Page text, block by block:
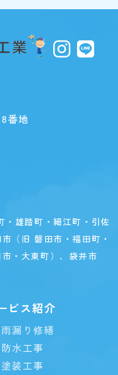
番地
雄踏町・細江町・引佐
（旧 磐田市・福田町・
・大東町）、袋井市
ビス紹介
雨漏り修繕
防水工事
塗装工事